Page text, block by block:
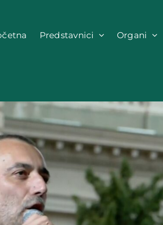
Predstavnici Organi